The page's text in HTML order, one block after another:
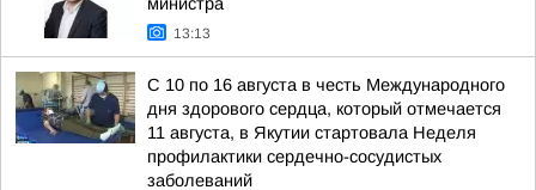
13:13
С 10 по 16 августа в честь Международного
дня здорового сердца, который отмечается
11 августа, в Якутии стартовала Неделя
профилактики сердечно-сосудистых
заболеваний